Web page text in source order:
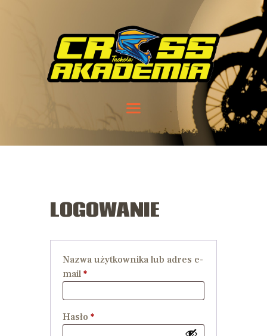
LOGOWANIE
Nazwa użytkownika lub adres e-
mail *
Hasło *